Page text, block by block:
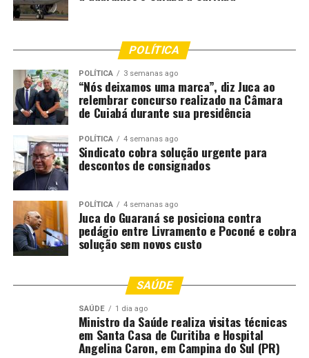
POLÍTICA
POLÍTICA 3 semanas ago
“Nós deixamos uma marca”, diz Juca ao
relembrar concurso realizado na Câmara
de Cuiabá durante sua presidência
POLÍTICA 4 semanas ago
Sindicato cobra solução urgente para
descontos de consignados
POLÍTICA 4 semanas ago
Juca do Guaraná se posiciona contra
pedágio entre Livramento e Poconé e cobra
solução sem novos custo
SAÚDE
SAÚDE 1 dia ago
Ministro da Saúde realiza visitas técnicas
em Santa Casa de Curitiba e Hospital
Angelina Caron, em Campina do Sul (PR)